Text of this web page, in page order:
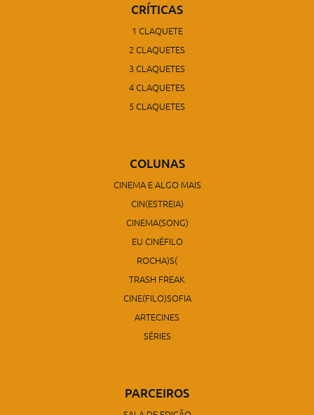
CRÍTICAS
1 CLAQUETE
2 CLAQUETES
3 CLAQUETES
4 CLAQUETES
5 CLAQUETES
COLUNAS
CINEMA E ALGO MAIS
CIN(ESTREIA)
CINEMA(SONG)
EU CINÉFILO
ROCHA)S(
TRASH FREAK
CINE(FILO)SOFIA
ARTECINES
SÉRIES
PARCEIROS